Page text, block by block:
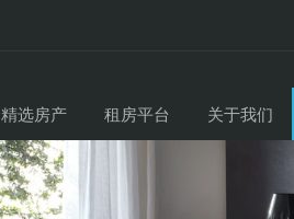
精选房产 租房平台 关于我们